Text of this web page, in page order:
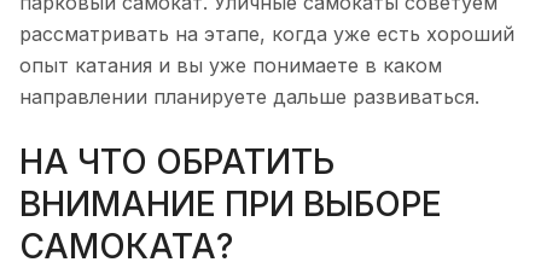
рассматривать на этапе, когда уже есть хороший
опыт катания и вы уже понимаете в каком
направлении планируете дальше развиваться.
НА ЧТО ОБРАТИТЬ
ВНИМАНИЕ ПРИ ВЫБОРЕ
САМОКАТА?